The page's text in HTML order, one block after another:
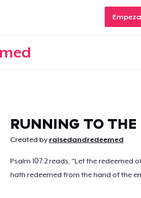
RUNNING TO THE
Created by raisedandredeemed
Psalm 107:2 reads, "Let the redeemed
hath redeemed from the hand of the